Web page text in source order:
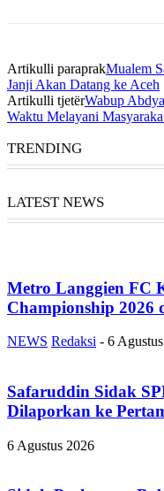
Artikulli paraprakMualem
Janji Akan Datang ke Aceh
Artikulli tjetërWabup
Waktu Melayani
TRENDING
LATEST NEWS
Metro Langgien FC
Championship 2026
NEWS Redaksi - 6
Safaruddin Sidak
Dilaporkan ke
6 Agustus 2026